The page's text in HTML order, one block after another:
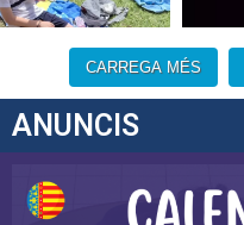
CARREGA MÉS
ANUNCIS